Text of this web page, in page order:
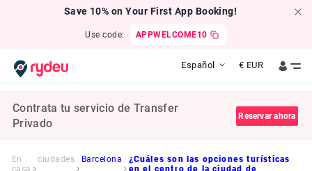
Save 10% on Your First App Booking!
Use code: APPWELCOME10
Español € EUR
Contrata tu servicio de Transfer
Privado
Reservar ahora
En
casa
ciudades Barcelona
¿Cuáles son las opciones turísticas
en el centro de la ciudad de